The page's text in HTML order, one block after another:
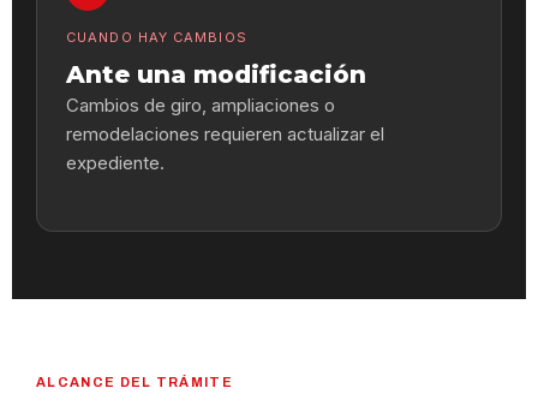
CUANDO HAY CAMBIOS
Ante una modificación
Cambios de giro, ampliaciones o
remodelaciones requieren actualizar el
expediente.
ALCANCE DEL TRÁMITE